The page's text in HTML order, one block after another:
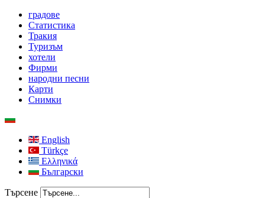
градове
Статистика
Тракия
Туризъм
хотели
Фирми
народни песни
Карти
Снимки
English
Türkçe
Ελληνικά
Български
Търсене